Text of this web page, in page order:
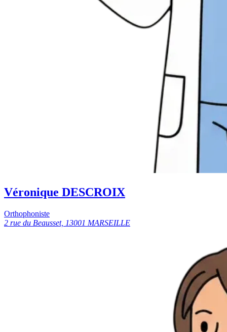
Véronique DESCROIX
Orthophoniste
2 rue du Beausset, 13001 MARSEILLE